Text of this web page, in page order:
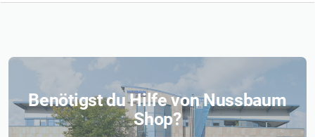
Benötigst du Hilfe von Nussbaum
Shop?